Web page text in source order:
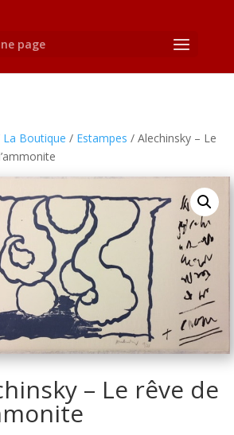
page
La Boutique / Estampes / Alechinsky – Le
– Le rêve de